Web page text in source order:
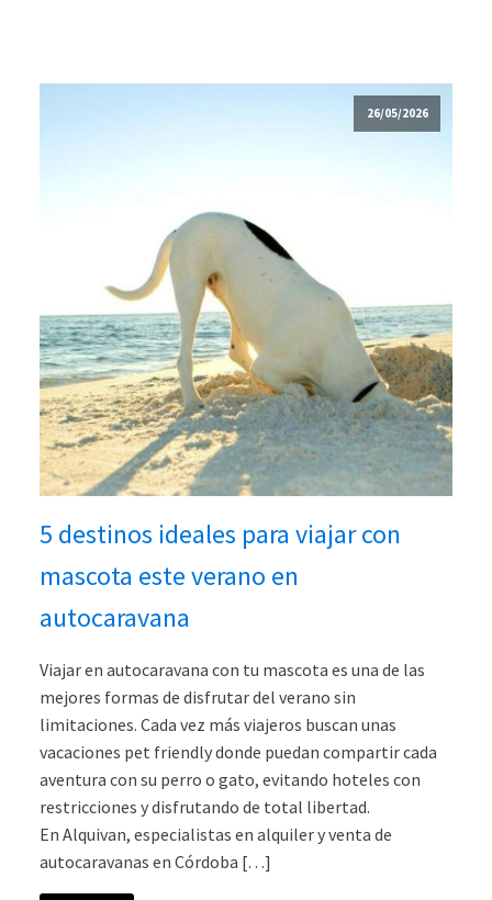
26/05/2026
5 destinos ideales para viajar con
mascota este verano en
autocaravana
Viajar en autocaravana con tu mascota es una de las
mejores formas de disfrutar del verano sin
limitaciones. Cada vez más viajeros buscan unas
vacaciones pet friendly donde puedan compartir cada
aventura con su perro o gato, evitando hoteles con
restricciones y disfrutando de total libertad.
En Alquivan, especialistas en alquiler y venta de
autocaravanas en Córdoba […]